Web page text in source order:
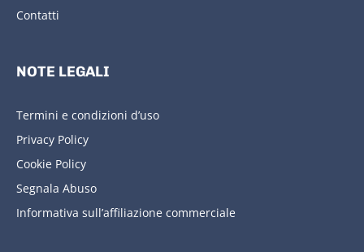
Contatti
NOTE LEGALI
Termini e condizioni d’uso
Privacy Policy
Cookie Policy
Segnala Abuso
Informativa sull’affiliazione commerciale